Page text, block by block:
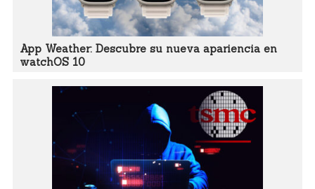
App Weather: Descubre su nueva apariencia en
watchOS 10